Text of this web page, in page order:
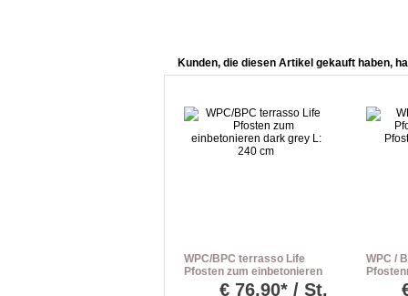
Kunden, die diesen Artikel gekauft haben,
WPC/BPC terrasso Life
Pfosten zum einbetonieren
dark grey L: 240 cm
€ 76,90* / St.
WPC /